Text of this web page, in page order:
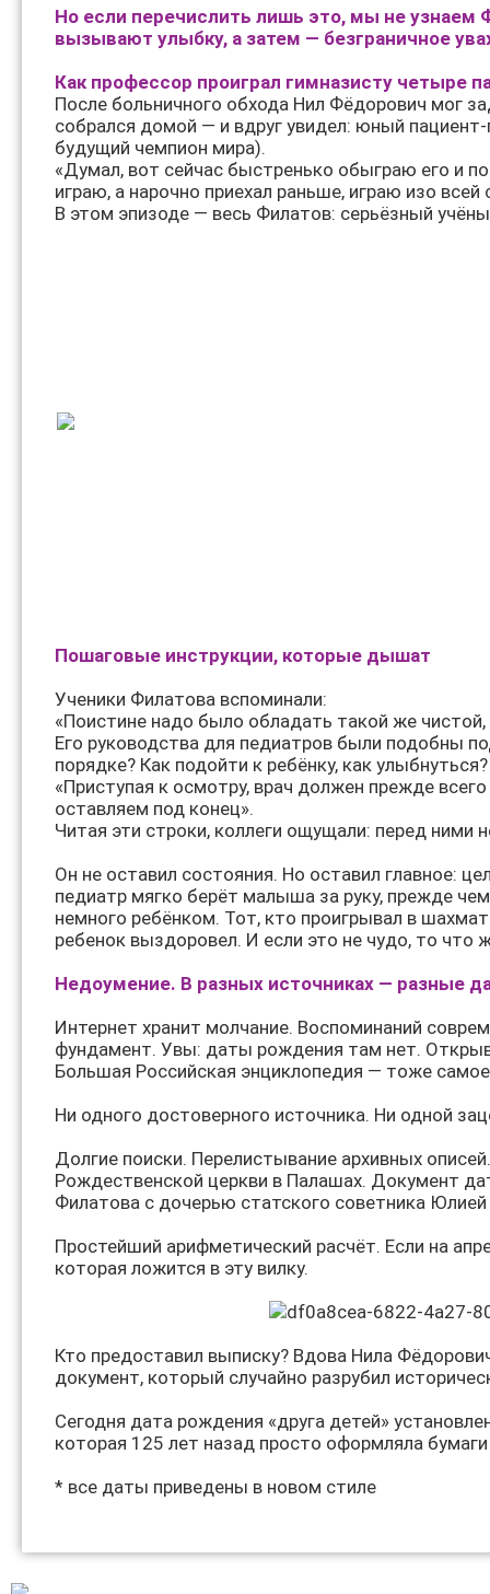
Но если перечислить лишь это, мы не узнаем
вызывают улыбку, а затем — безграничное
Как профессор проиграл гимназисту четыре
После больничного обхода Нил Фёдорович мог
собрался домой — и вдруг увидел: юный
будущий чемпион мира).
«Думал, вот сейчас быстренько обыграю его и
играю, а нарочно приехал раньше, играю изо
В этом эпизоде — весь Филатов: серьёзный
Пошаговые инструкции, которые дышат
Ученики Филатова вспоминали:
«Поистине надо было обладать такой же
Его руководства для педиатров были подобны
порядке? Как подойти к ребёнку, как
«Приступая к осмотру, врач должен прежде
оставляем под конец».
Читая эти строки, коллеги ощущали: перед ними
Он не оставил состояния. Но оставил главное:
педиатр мягко берёт малыша за руку, прежде
немного ребёнком. Тот, кто проигрывал в
ребенок выздоровел. И если это не чудо, то что
Недоумение. В разных источниках — разные
Интернет хранит молчание. Воспоминаний
фундамент. Увы: даты рождения там нет.
Большая Российская энциклопедия — тоже
Ни одного достоверного источника. Ни одной
Долгие поиски. Перелистывание архивных
Рождественской церкви в Палашах. Документ
Филатова с дочерью статского советника
Простейший арифметический расчёт. Если на
которая ложится в эту вилку.
Кто предоставил выписку? Вдова Нила
документ, который случайно разрубил
Сегодня дата рождения «друга детей»
которая 125 лет назад просто оформляла
* все даты приведены в новом стиле